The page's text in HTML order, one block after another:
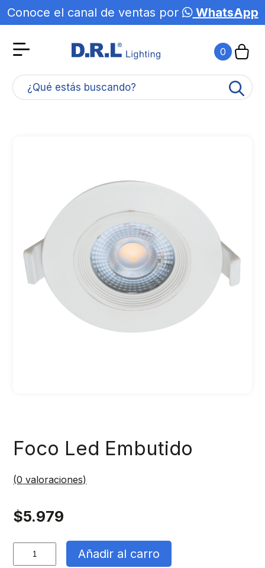
Conoce el canal de ventas por WhatsApp
0
¿Qué estás buscando?
Foco Led Embutido
(0 valoraciones)
$5.979
Foco
Añadir al carro